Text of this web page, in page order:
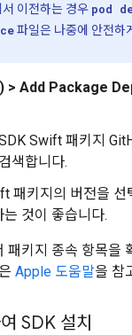
이전하는 경우 pod
파일은 나중에 안전하
> Add Package
Swift 패키지
색합니다.
패키지의 버전을 선
것이 좋습니다.
패키지 종속 항목을
Apple 도움말을 참
SDK 설치